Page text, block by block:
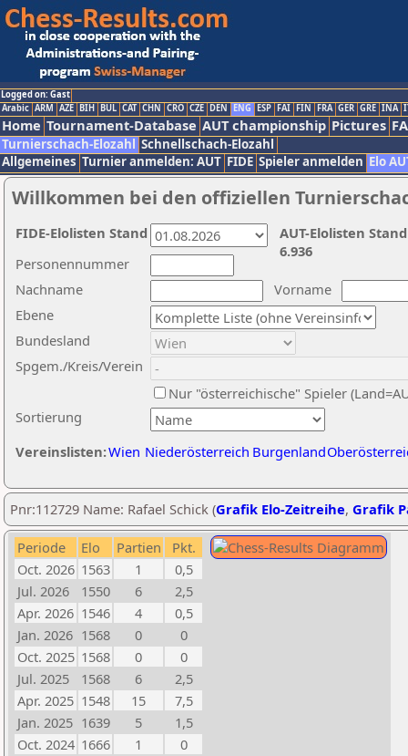
Logged on: Gast
Arabic ARM AZE BIH BUL CAT CHN CRO CZE DEN ENG ESP FAI FIN FRA GER GRE INA
Home Tournament-Database AUT championship Pictures
Turnierschach-Elozahl Schnellschach-Elozahl
Allgemeines Turnier anmelden: AUT FIDE Spieler anmelden Elo
Willkommen bei den offiziellen
Nachname
Vorname
Ebene
Sortierung
Personennummer
Bundesland
Spgem./Kreis/Verein
Nur "österreichische" Spieler
Vereinslisten:Wien Niederösterreich Burgenland
AUT-Elolisten
6.936
FIDE-Elolisten Stand
Pnr:112729 Name: Rafael Schick (Grafik Elo-Zeitreihe, Grafik
Periode Elo Partien
Pkt.
Oct. 2026 1563 1
0,5
Jul. 2026
1550 6
2,5
Apr. 2026 1546 4
0,5
Jan. 2026 1568 0
0
Oct. 2025 1568 0
0
Jul. 2025
1568 6
2,5
Apr. 2025 1548 15
7,5
Jan. 2025 1639 5
1,5
Oct. 2024 1666 1
0